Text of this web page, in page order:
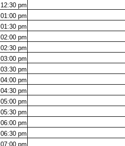
12:30 pm
01:00 pm
01:30 pm
02:00 pm
02:30 pm
03:00 pm
03:30 pm
04:00 pm
04:30 pm
05:00 pm
05:30 pm
06:00 pm
06:30 pm
07:00 pm